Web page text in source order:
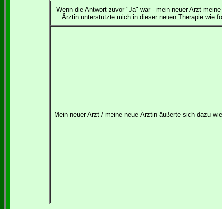
Wenn die Antwort zuvor "Ja" war - mein neuer Arzt meine
Ärztin unterstützte mich in dieser neuen Therapie wie
Mein neuer Arzt / meine neue Ärztin äußerte sich dazu